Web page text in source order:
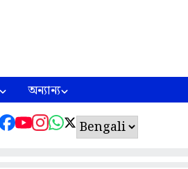
অন্যান্য